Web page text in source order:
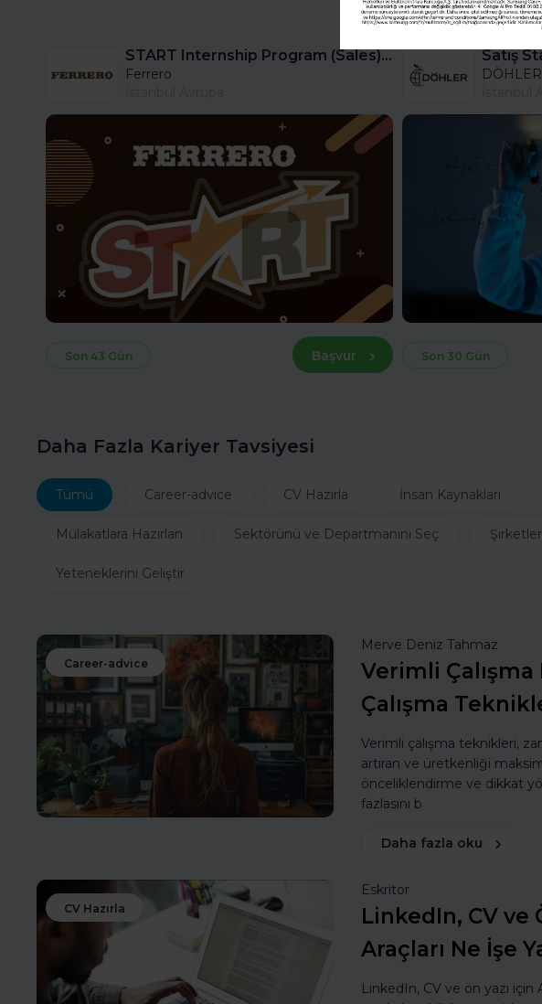
START Internship Program (Sales) - Istanbul
Ferrero
Son 43 Gün Başvur
Satış
DÖHLER
Son 30 Gün
Daha Fazla Kariyer Tavsiyesi
Tümü Career-advice CV Hazırla İnsan Kaynakları
Mülakatlara Hazırlan Sektörünü ve Departmanını Seç
Yeteneklerini Geliştir
Career-advice
Merve Deniz Tahmaz
Verimli
Çalışma
Verimli çalışma teknikleri,
artıran ve üretkenliği
önceliklendirme ve dikkat
fazlasını b
Daha fazla oku
CV Hazırla
Eskritor
LinkedIn, CV ve
Araçları Ne İşe
LinkedIn, CV ve ön yazı için